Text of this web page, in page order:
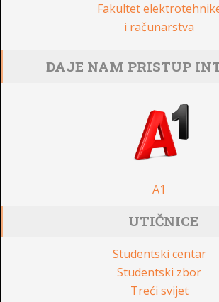
Fakultet
i računarstva
DAJE NAM PRISTUP
A1
UTIČNICE
Studentski centar
Studentski zbor
Treći svijet